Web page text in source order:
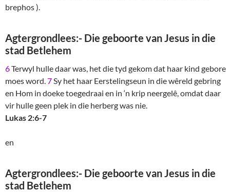
brephos ).
Agtergrondlees:- Die geboorte van Jesus in die
stad Betlehem
6Terwyl hulle daar was, het die tyd gekom dat haar kind gebore
moes word.7Sy het haar Eerstelingseun in die wêreld gebring
en Hom in doeke toegedraai en in ‘n krip neergelê, omdat daar
vir hulle geen plek in die herberg was nie.
Lukas 2:6-7
en
Agtergrondlees:- Die geboorte van Jesus in die
stad Betlehem